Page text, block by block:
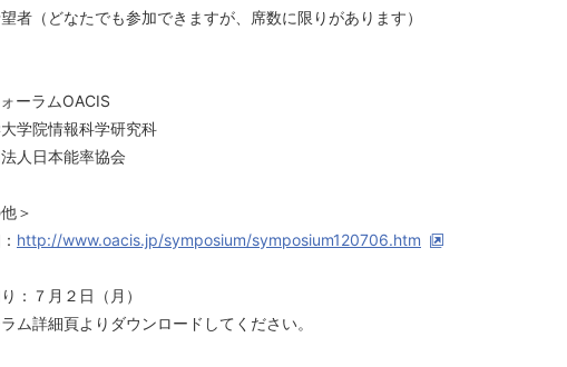
者（どなたでも参加できますが、席数に限りがあります）
ーラムOACIS
学院情報科学研究科
人日本能率協会
＞
http://www.oacis.jp/symposium/symposium120706.htm
：７月２日（月）
ム詳細頁よりダウンロードしてください。